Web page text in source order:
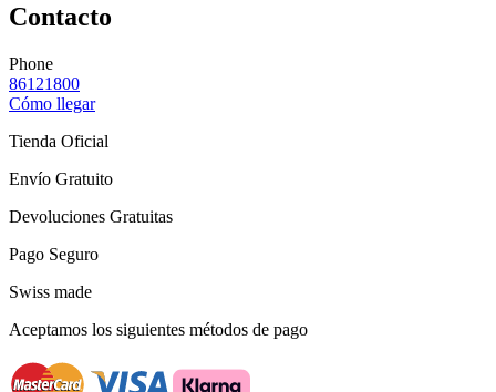
Contacto
Phone
86121800
Cómo llegar
Tienda Oficial
Envío Gratuito
Devoluciones Gratuitas
Pago Seguro
Swiss made
Aceptamos los siguientes métodos de pago